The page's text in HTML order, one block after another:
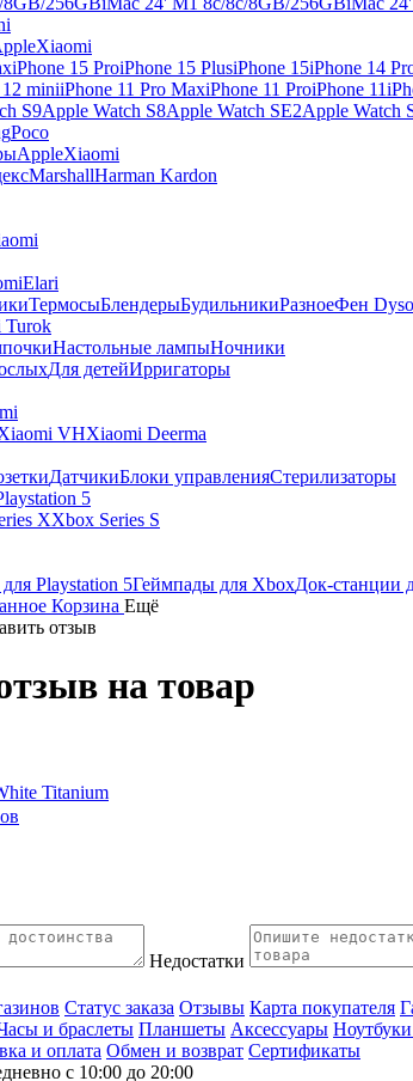
Xiaomi
iPhone 15 ProiPhone 15 PlusiPhone 15iPhone 14
miniiPhone 11 Pro MaxiPhone 11 ProiPhone 11
S9Apple Watch S8Apple Watch SE2Apple Watch
Poco
AppleXiaomi
MarshallHarman Kardon
Elari
ТермосыБлендерыБудильникиРазноеФен
Turok
Настольные лампыНочники
Для детейИрригаторы
VHXiaomi Deerma
ДатчикиБлоки управленияСтерилизаторы
5
XXbox Series S
Playstation 5Геймпады для XboxДок-станции
Корзина Ещё
отзыв
на товар
Titanium
Недостатки
Статус заказа Отзывы Карта покупателя
и браслеты Планшеты Аксессуары
и оплата Обмен и возврат Сертификаты
с 10:00 до 20:00